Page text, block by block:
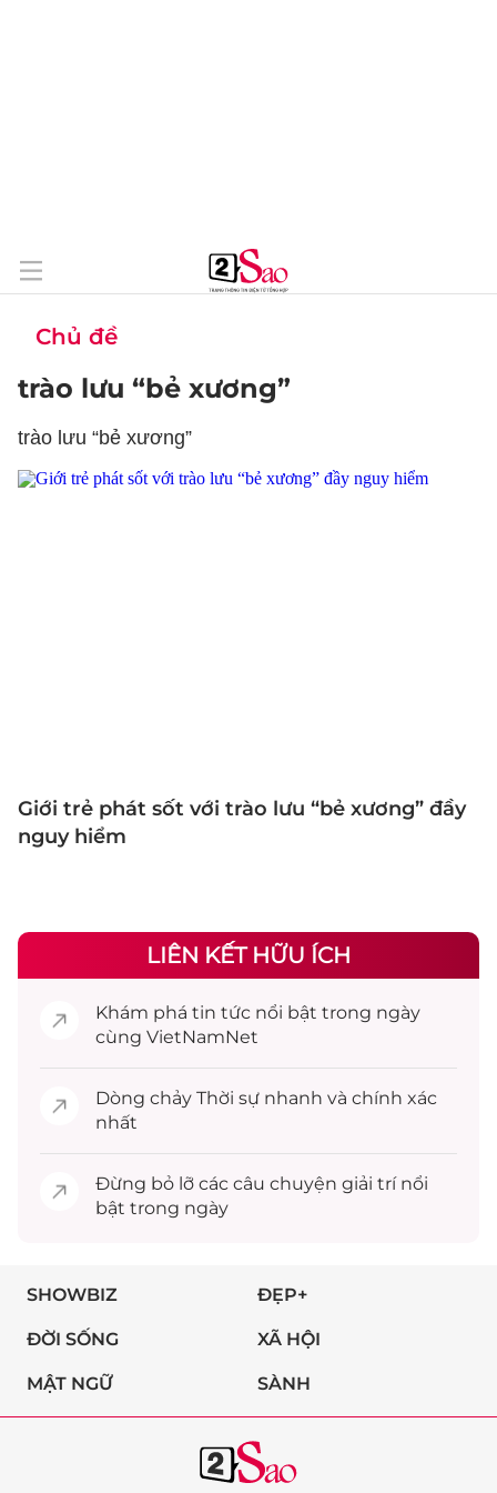
Chủ đề
trào lưu “bẻ xương”
trào lưu “bẻ xương”
Giới trẻ phát sốt với trào lưu “bẻ xương” đầy
nguy hiểm
LIÊN KẾT HỮU ÍCH
Khám phá tin tức nổi bật trong ngày
cùng VietNamNet
Dòng chảy Thời sự nhanh và chính xác
nhất
Đừng bỏ lỡ các câu chuyện giải trínổi
bật trong ngày
SHOWBIZ ĐẸP+
ĐỜI SỐNG XÃ HỘI
MẬT NGỮ SÀNH